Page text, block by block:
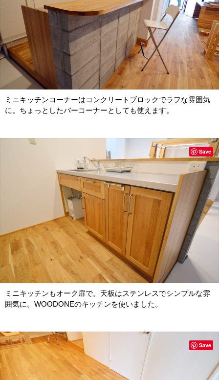
ミニキッチンコーナーはコンクリートブロックでラフな雰囲気
に。ちょっとしたバーコーナーとしても使えます。
ミニキッチンもオーク扉で。天板はステンレスでシンプルな雰
囲気に。WOODONEのキッチンを使いました。
Save
Save